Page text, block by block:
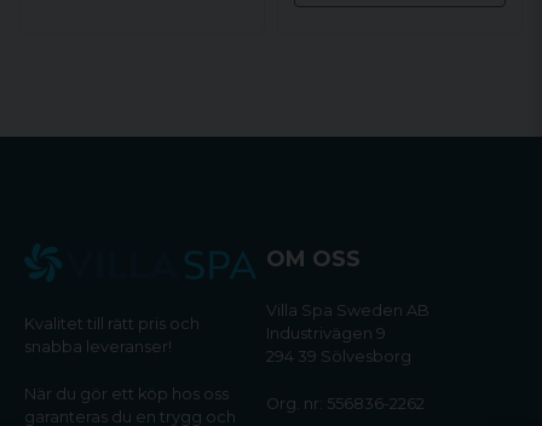
Kvalitet till rätt pris och
snabba leveranser!
När du gör ett köp hos oss
garanteras du en trygg och
OM OSS
Villa Spa Sweden AB
Industrivägen 9
294 39 Sölvesborg
Org. nr: 556836-2262